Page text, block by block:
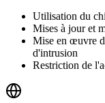
Utilisation du
Mises à jour et
Mise en œuvre
d'intrusion
Restriction de